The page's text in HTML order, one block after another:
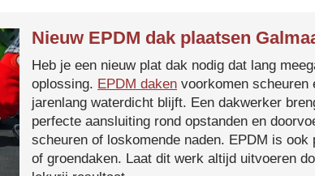
Nieuw EPDM dak plaatsen
Heb je een nieuw plat dak nodig dat lang
oplossing. EPDM daken voorkomen scheuren
jarenlang waterdicht blijft. Een dakwerker
perfecte aansluiting rond opstanden en
scheuren of loskomende naden. EPDM is
of groendaken. Laat dit werk altijd uitvoeren